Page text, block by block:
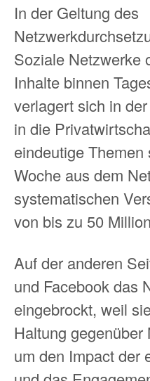
In der Geltung des
Soziale Netzwerke
Inhalte binnen
verlagert sich in
in die
eindeutige
Woche aus dem
systematischen
von bis zu 50
Auf der anderen
und Facebook das
eingebrockt, weil
Haltung
um den Impact der